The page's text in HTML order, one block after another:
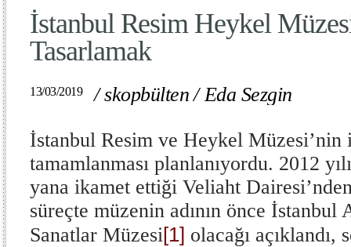
İstanbul Resim Heykel
Tasarlamak
13/03/2019 /skopbülten /Eda Sezgin
İstanbul Resim ve Heykel Müzesi’nin
tamamlanması planlanıyordu. 2012
yana ikamet ettiği Veliaht
süreçte müzenin adının önce İstanbul
Sanatlar Müzesi[1] olacağı açıklandı,